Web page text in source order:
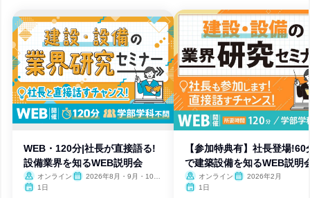
WEB・120分|社長が直接語る!
設備業界を知るWEB説明会
オンライン
2026年8月・9月・10
1日
【参加特典有】社長登場!60
で建築設備を知るWEB説明
オンライン
2026年2月
1日